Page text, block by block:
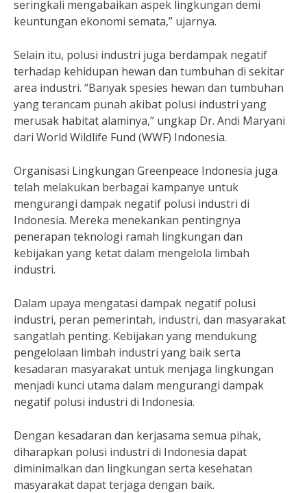
seringkali mengabaikan aspek lingkungan demi
keuntungan ekonomi semata,” ujarnya.
Selain itu, polusi industri juga berdampak negatif
terhadap kehidupan hewan dan tumbuhan di sekitar
area industri. “Banyak spesies hewan dan tumbuhan
yang terancam punah akibat polusi industri yang
merusak habitat alaminya,” ungkap Dr. Andi Maryani
dari World Wildlife Fund (WWF) Indonesia.
Organisasi Lingkungan Greenpeace Indonesia juga
telah melakukan berbagai kampanye untuk
mengurangi dampak negatif polusi industri di
Indonesia. Mereka menekankan pentingnya
penerapan teknologi ramah lingkungan dan
kebijakan yang ketat dalam mengelola limbah
industri.
Dalam upaya mengatasi dampak negatif polusi
industri, peran pemerintah, industri, dan masyarakat
sangatlah penting. Kebijakan yang mendukung
pengelolaan limbah industri yang baik serta
kesadaran masyarakat untuk menjaga lingkungan
menjadi kunci utama dalam mengurangi dampak
negatif polusi industri di Indonesia.
Dengan kesadaran dan kerjasama semua pihak,
diharapkan polusi industri di Indonesia dapat
diminimalkan dan lingkungan serta kesehatan
masyarakat dapat terjaga dengan baik.